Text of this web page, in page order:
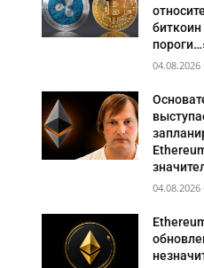
биткоин
04.08.2026
04.08.2026